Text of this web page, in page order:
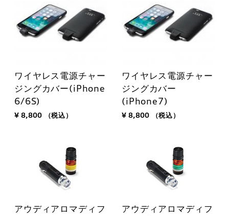
ワイヤレス電源チャー
ジングカバー(iPhone
6/6S)
¥ 8,800 （税込）
ワイヤレス電源チャー
ジングカバー
(iPhone7)
¥ 8,800 （税込）
アウディアロマディフ
アウディアロマディフ